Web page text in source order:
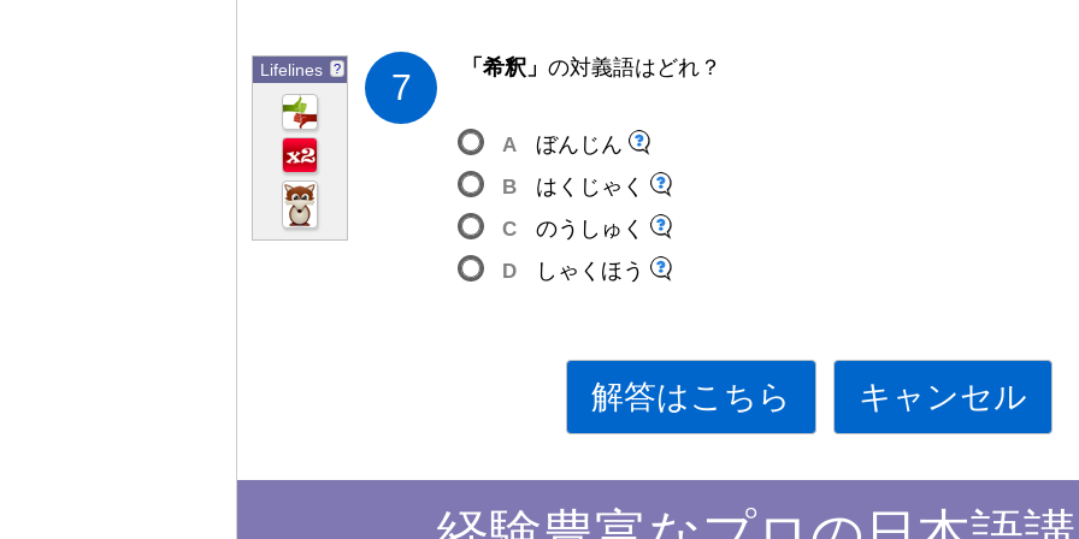
Lifelines ? 7 「 希釈 」 の対義語はどれ ？
A
ぼんじん
B
はくじゃく
C
のうしゅく
D
しゃくほう
解答はこちら キャンセル